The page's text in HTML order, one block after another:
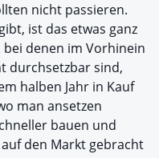
nicht passieren.
ist das etwas ganz
denen im Vorhinein
durchsetzbar sind,
halben Jahr in Kauf
man ansetzen
bauen und
den Markt gebracht